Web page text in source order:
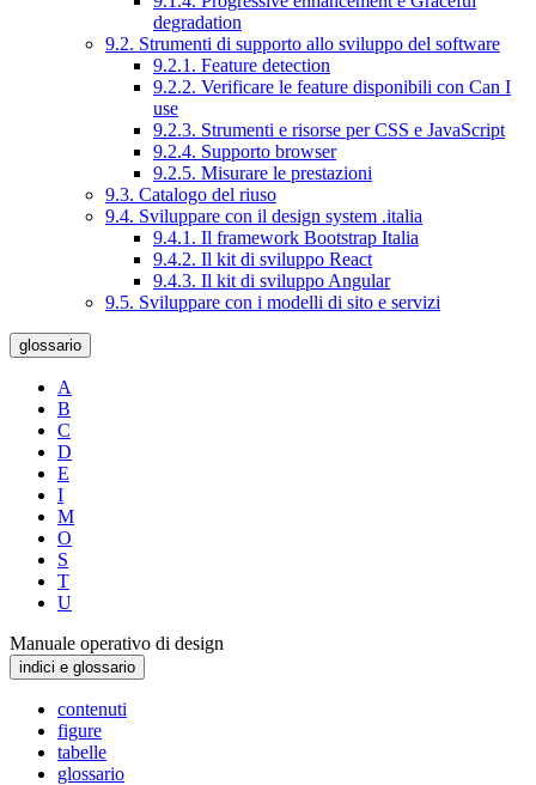
degradation
9.2. Strumenti di supporto allo sviluppo del software
9.2.1. Feature detection
9.2.2. Verificare le feature disponibili con Can I
use
9.2.3. Strumenti e risorse per CSS e JavaScript
9.2.4. Supporto browser
9.2.5. Misurare le prestazioni
9.3. Catalogo del riuso
9.4. Sviluppare con il design system .italia
9.4.1. Il framework Bootstrap Italia
9.4.2. Il kit di sviluppo React
9.4.3. Il kit di sviluppo Angular
9.5. Sviluppare con i modelli di sito e servizi
glossario
A
B
C
D
E
I
M
O
S
T
U
Manuale operativo di design
indici e glossario
contenuti
figure
tabelle
glossario